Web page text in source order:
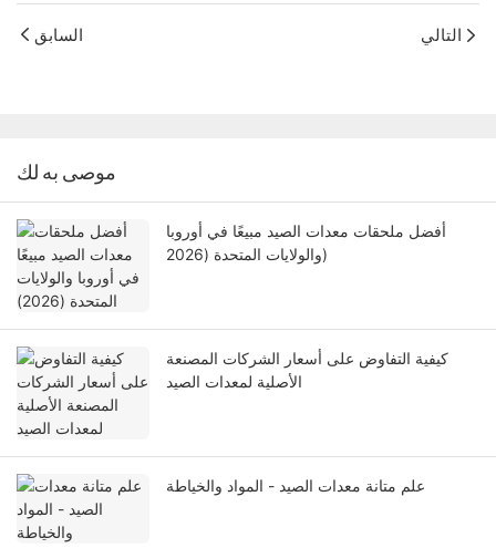
السابق التالي
موصى به لك
أفضل ملحقات معدات الصيد مبيعًا في أوروبا
والولايات المتحدة (2026)
كيفية التفاوض على أسعار الشركات المصنعة
الأصلية لمعدات الصيد
علم متانة معدات الصيد - المواد والخياطة